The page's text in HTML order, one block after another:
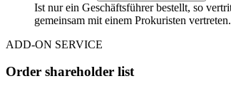
Ist nur ein Geschäftsführer bestellt, so
gemeinsam mit einem Prokuristen vertreten.
ADD-ON SERVICE
Order shareholder list